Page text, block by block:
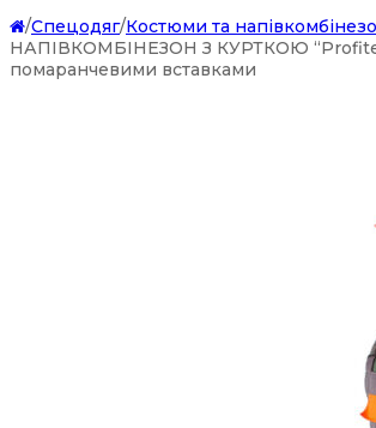
/Спецодяг/Костюми та
НАПІВКОМБІНЕЗОН З КУРТКОЮ
помаранчевими вставками